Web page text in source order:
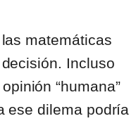
matemáticas
Incluso
“humana”
ese dilema podría